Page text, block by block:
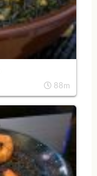
88m